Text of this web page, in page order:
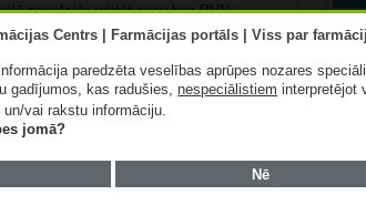
paredzēts vērtēt cenu bez PVN.
Veselības ministrijai (VM) bez
par Igaunijas un Lietuvas iedzīvotāju
par VM rīkoto atklāto konkursu.
ka pretendentam nedrīkst būt
speciālistiem jāapliecina, ka
paredzēta veselības aprūpes nozares
gadījumos, kas radušies,nespeciālistiem interpretējot
vai rakstu informāciju.
jomā?
Nē